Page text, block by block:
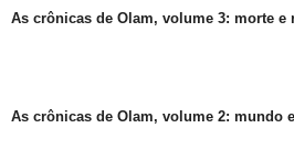
As crônicas de Olam, volume 3: morte e
As crônicas de Olam, volume 2: mundo